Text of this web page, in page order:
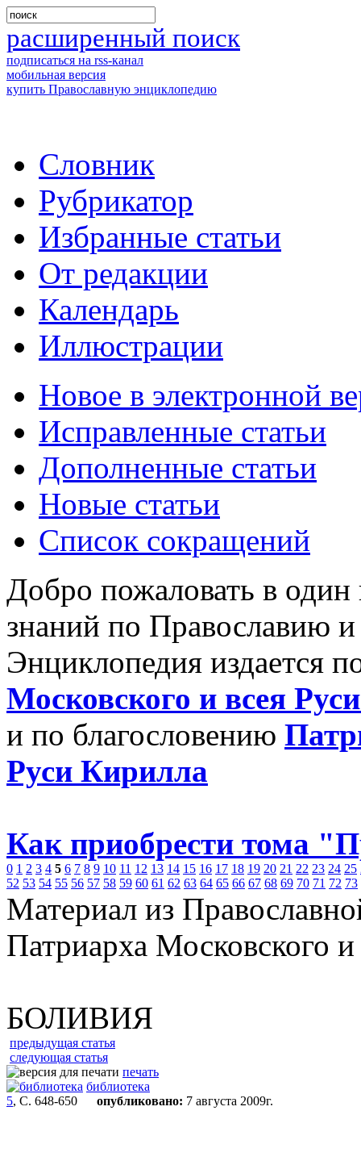
расширенный поиск
подписаться на rss-канал
мобильная версия
купить Православную энциклопедию
Словник
Рубрикатор
Избранные статьи
От редакции
Календарь
Иллюстрации
Новое в электронной
Исправленные статьи
Дополненные статьи
Новые статьи
Список сокращений
Добро пожаловать в
знаний по Православию
Энциклопедия издается
Московского и всея
и по благословению
Руси Кирилла
Как приобрести тома
0 1 2 3 4 5 6 7 8 9 10 11 12 13 14 15 16 17 18 19 20 21 22 23 24 25
52 53 54 55 56 57 58 59 60 61 62 63 64 65 66 67 68 69 70 71 72 73
Материал из
Патриарха Московского
БОЛИВИЯ
предыдущая статья
следующая статья
печать
библиотека
5, С. 648-650 опубликовано: 7 августа 2009г.